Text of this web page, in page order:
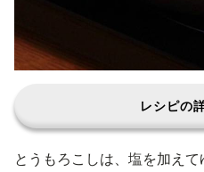
レシピの
とうもろこしは、塩を加え